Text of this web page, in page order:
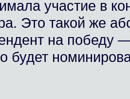
участие в
Это такой же
на победу
будет